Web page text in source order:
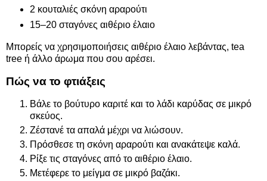
2 κουταλιές σκόνη αραρούτι
15–20 σταγόνες αιθέριο έλαιο
Μπορείς να χρησιμοποιήσεις αιθέριο έλαιο λεβάντας, tea
tree ή άλλο άρωμα που σου αρέσει.
Πώς να το φτιάξεις
Βάλε το βούτυρο καριτέ και το λάδι καρύδας σε μικρό
σκεύος.
Ζέστανέ τα απαλά μέχρι να λιώσουν.
Πρόσθεσε τη σκόνη αραρούτι και ανακάτεψε καλά.
Ρίξε τις σταγόνες από το αιθέριο έλαιο.
Μετέφερε το μείγμα σε μικρό βαζάκι.